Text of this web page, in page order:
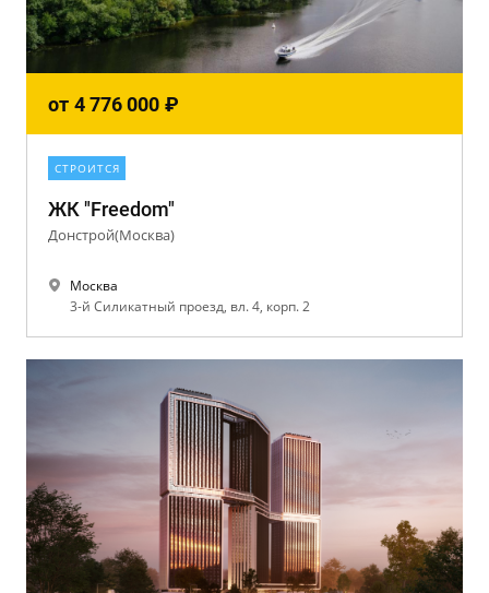
от 4 776 000 ₽
СТРОИТСЯ
ЖК "Freedom"
Донстрой(Москва)
Москва
3-й Силикатный проезд, вл. 4, корп. 2